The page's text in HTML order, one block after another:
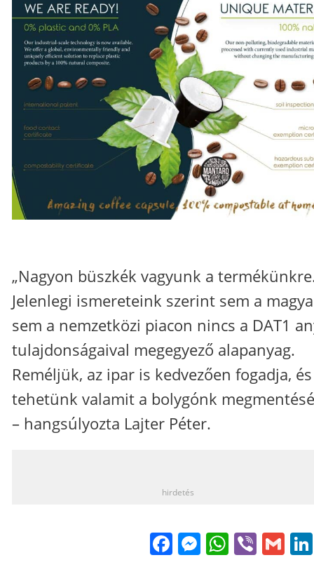
„Nagyon büszkék vagyunk a
Jelenlegi ismereteink szerint sem a
sem a nemzetközi piacon nincs a DAT1
tulajdonságaival megegyező alapanyag.
Reméljük, az ipar is kedvezően fogadja, és
tehetünk valamit a bolygónk
– hangsúlyozta Lajter Péter.
hirdetés
FacebookViber